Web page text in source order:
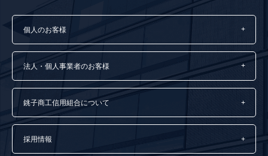
個人のお客様
法人・個人事業者のお客様
銚子商工信用組合について
採用情報